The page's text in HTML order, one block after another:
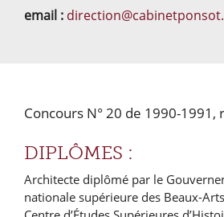
email :
Concours N° 20 de 1990-1991,
DIPLÔMES :
Architecte diplômé par le
nationale supérieure des Beaux-